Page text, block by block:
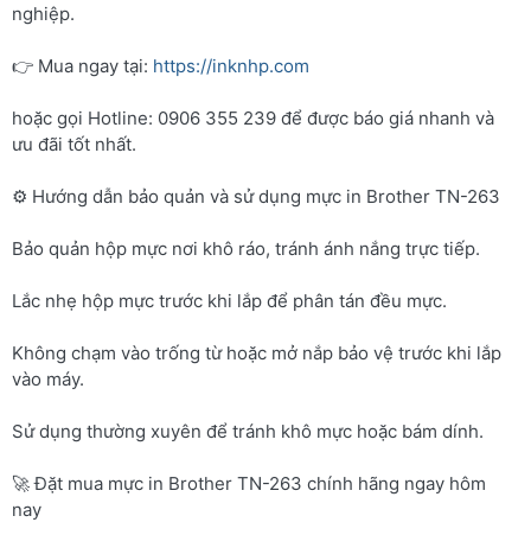
nghiệp.
👉 Mua ngay tại: https://inknhp.com
hoặc gọi Hotline: 0906 355 239 để được báo giá nhanh và
ưu đãi tốt nhất.
⚙️ Hướng dẫn bảo quản và sử dụng mực in Brother TN-263
Bảo quản hộp mực nơi khô ráo, tránh ánh nắng trực tiếp.
Lắc nhẹ hộp mực trước khi lắp để phân tán đều mực.
Không chạm vào trống từ hoặc mở nắp bảo vệ trước khi lắp
vào máy.
Sử dụng thường xuyên để tránh khô mực hoặc bám dính.
🚀 Đặt mua mực in Brother TN-263 chính hãng ngay hôm
nay